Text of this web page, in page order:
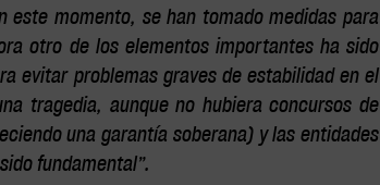
este momento, se han tomado medidas para
otro de los elementos importantes ha sido
evitar problemas graves de estabilidad en el
tragedia, aunque no hubiera concursos de
una garantía soberana) y las entidades
fundamental”.